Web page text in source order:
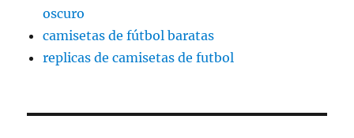
oscuro
camisetas de fútbol baratas
replicas de camisetas de futbol